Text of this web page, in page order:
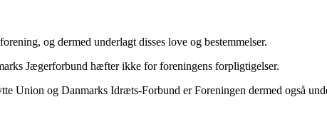
og dermed underlagt disses love og bestemmelser.
Jægerforbund hæfter ikke for foreningens forpligtigelser.
Union og Danmarks Idræts-Forbund er Foreningen dermed også